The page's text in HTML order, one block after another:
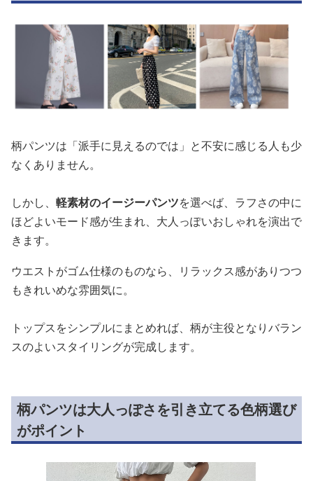
柄パンツは「派手に見えるのでは」と不安に感じる人も少
なくありません。
しかし、 軽素材のイージーパンツを選べば、ラフさの中に
ほどよいモード感が生まれ、大人っぽいおしゃれを演出で
きます。
ウエストがゴム仕様のものなら、リラックス感がありつつ
もきれいめな雰囲気に。
トップスをシンプルにまとめれば、柄が主役となりバラン
スのよいスタイリングが完成します。
柄パンツは大人っぽさを引き立てる色柄選び
がポイント